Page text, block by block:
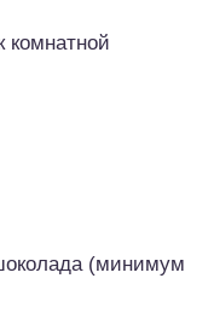
комнатной
(минимум